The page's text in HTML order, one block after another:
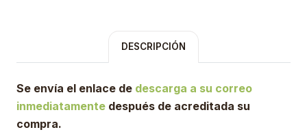
DESCRIPCIÓN
Se envía el enlace de descarga a su correo
inmediatamente después de acreditada su
compra.